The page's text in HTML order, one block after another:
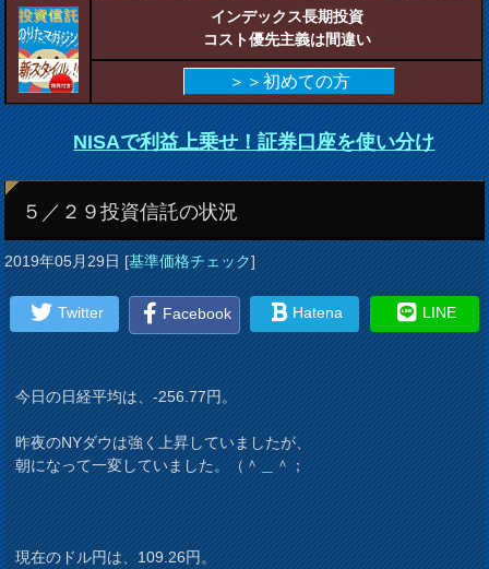
インデックス長期投資
コスト優先主義は間違い
＞＞初めての方
NISAで利益上乗せ！証券口座を使い分け
５／２９投資信託の状況
2019年05月29日[基準価格チェック]
Twitter Facebook Hatena LINE
今日の日経平均は、-256.77円。
昨夜のNYダウは強く上昇していましたが、
朝になって一変していました。（＾＿＾；
現在のドル円は、109.26円。